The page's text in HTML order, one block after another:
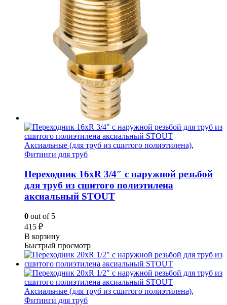
Аксиальные (для труб из сшитого полиэтилена),
Фитинги для труб
Переходник 16xR 3/4″ с наружной резьбой
для труб из сшитого полиэтилена
аксиальный STOUT
0 out of 5
415 ₽
В корзину
Быстрый просмотр
Аксиальные (для труб из сшитого полиэтилена),
Фитинги для труб